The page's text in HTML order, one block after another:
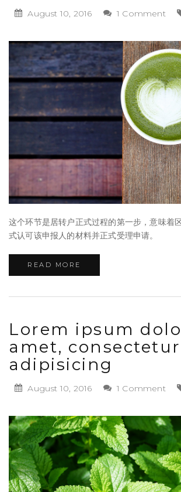
August 10, 2016 1 Comment
这个环节是居转户正式过程的第一步，意味着
式认可该申报人的材料并正式受理申请。
READ MORE
Lorem ipsum
amet, consectetur
adipisicing
August 10, 2016 1 Comment